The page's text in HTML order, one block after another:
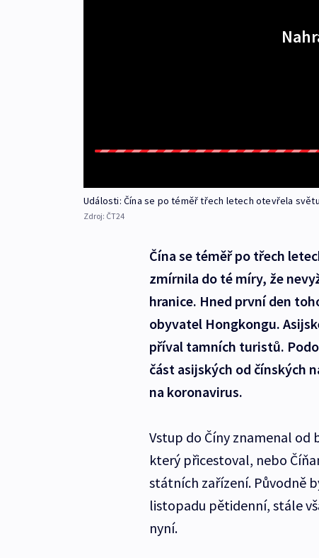
Události: Čína se po téměř třech letech otevřela světu
Zdroj: ČT24
Čína se téměř po třech
zmírnila do té míry, že
hranice. Hned první den
obyvatel Hongkongu.
příval tamních turistů.
část asijských od čínských
na koronavirus.
Vstup do Číny znamenal od
který přicestoval, nebo
státních zařízení. Původně
listopadu pětidenní, stále
nyní.